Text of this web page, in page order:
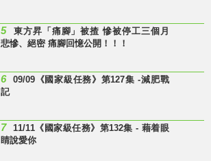
5
東方昇「痛腳」被揸 慘被停工三個月
悲慘、絕密 痛腳回憶公開！！！
6
09/09《國家級任務》第127集 -減肥戰
記
7
11/11《國家級任務》第132集 - 藉着眼
睛說愛你